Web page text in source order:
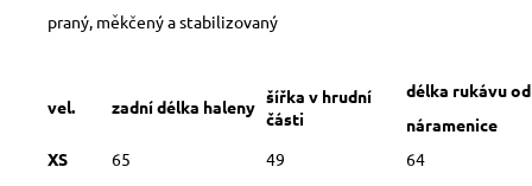
praný, měkčený a stabilizovaný
vel. zadní délka haleny šířka v hrudní
části
délka rukávu od
náramenice
XS
65 49
64